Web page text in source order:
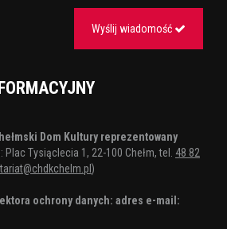
Wyślij wiadomość
Dom Kultury reprezentowany
Plac Tysiąclecia 1, 22-100 Chełm, tel. 48 82
)
ochrony danych: adres e-mail: